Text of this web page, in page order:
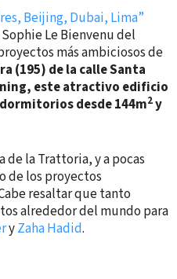
Beijing, Dubai, Lima”
Le Bienvenu del
más ambiciosos de
(195) de la calle Santa
este atractivo edificio
desde 144m2y
de la Trattoria, y a pocas
de los proyectos
resaltar que tanto
alrededor del mundo para
yZaha Hadid.